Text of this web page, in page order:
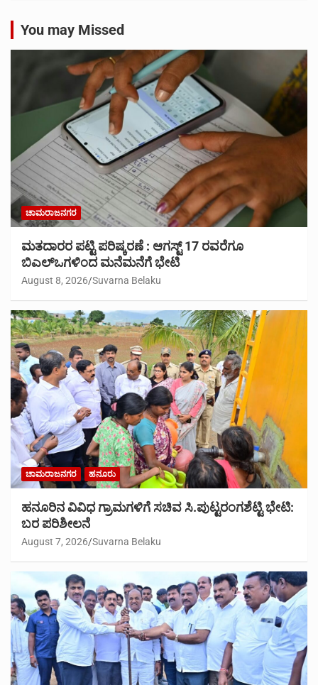
You may Missed
ಚಾಮರಾಜನಗರ
ಮತದಾರರ ಪಟ್ಟಿ ಪರಿಷ್ಕರಣೆ : ಆಗಸ್ಟ್ 17 ರವರೆಗೂ
ಬಿಎಲ್‍ಒಗಳಿಂದ ಮನೆಮನೆಗೆ ಭೇಟಿ
August 8, 2026 Suvarna Belaku
ಚಾಮರಾಜನಗರ ಹನೂರು
ಹನೂರಿನ ವಿವಿಧ ಗ್ರಾಮಗಳಿಗೆ ಸಚಿವ ಸಿ.ಪುಟ್ಟರಂಗಶೆಟ್ಟಿ ಭೇಟಿ:
ಬರ ಪರಿಶೀಲನೆ
August 7, 2026 Suvarna Belaku